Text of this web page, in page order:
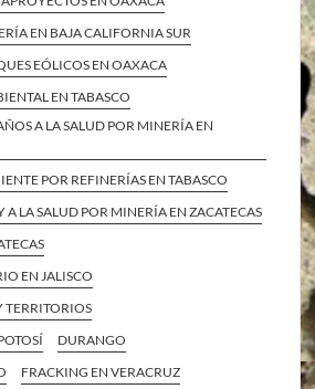
EN BAJA CALIFORNIA SUR
EÓLICOS EN OAXACA
EN TABASCO
A LA SALUD POR MINERÍA EN
POR REFINERÍAS EN TABASCO
A LA SALUD POR MINERÍA EN ZACATECAS
EN JALISCO
TERRITORIOS
DURANGO
FRACKING EN VERACRUZ